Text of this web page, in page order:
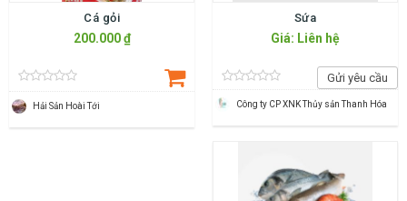
Cá gỏi
200.000 ₫
Hải Sản Hoài Tới
Sứa
Giá: Liên hệ
Gửi yêu cầu
Công ty CP XNK Thủy sản Thanh Hóa